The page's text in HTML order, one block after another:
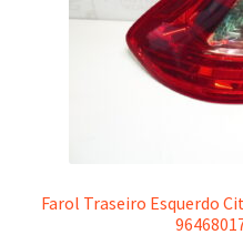
Farol Traseiro Esquerdo